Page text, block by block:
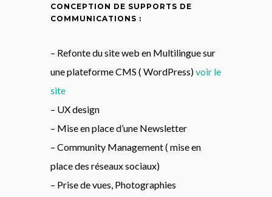
CONCEPTION DE SUPPORTS DE
COMMUNICATIONS :
– Refonte du site web en Multilingue sur
une plateforme CMS ( WordPress)voir le
site
– UX design
– Mise en place d’une Newsletter
– Community Management ( mise en
place des réseaux sociaux)
– Prise de vues, Photographies